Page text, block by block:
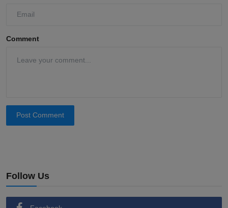
Comment
Post Comment
Follow Us